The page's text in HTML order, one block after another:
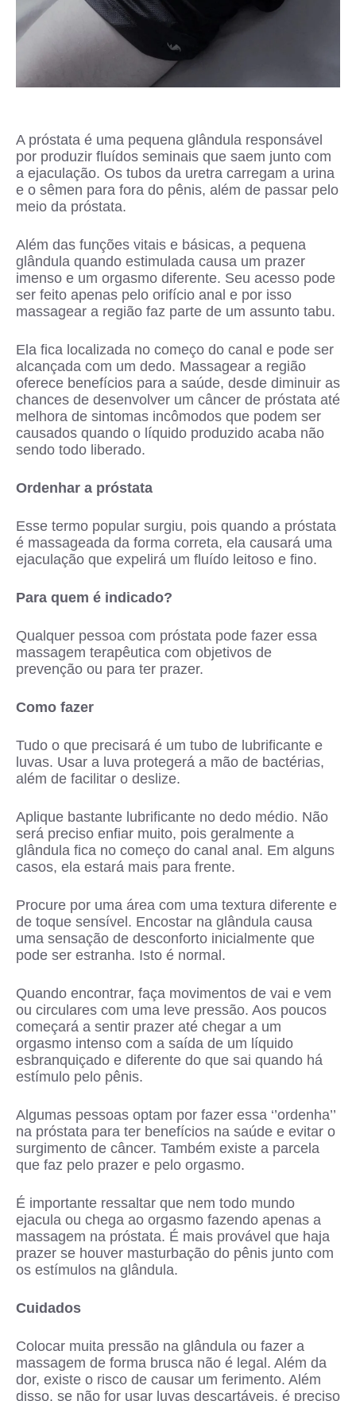
A próstata é uma pequena glândula responsável
por produzir fluídos seminais que saem junto com
a ejaculação. Os tubos da uretra carregam a urina
e o sêmen para fora do pênis, além de passar pelo
meio da próstata.
Além das funções vitais e básicas, a pequena
glândula quando estimulada causa um prazer
imenso e um orgasmo diferente. Seu acesso pode
ser feito apenas pelo orifício anal e por isso
massagear a região faz parte de um assunto tabu.
Ela fica localizada no começo do canal e pode ser
alcançada com um dedo. Massagear a região
oferece benefícios para a saúde, desde diminuir as
chances de desenvolver um câncer de próstata até
melhora de sintomas incômodos que podem ser
causados quando o líquido produzido acaba não
sendo todo liberado.
Ordenhar a próstata
Esse termo popular surgiu, pois quando a próstata
é massageada da forma correta, ela causará uma
ejaculação que expelirá um fluído leitoso e fino.
Para quem é indicado?
Qualquer pessoa com próstata pode fazer essa
massagem terapêutica com objetivos de
prevenção ou para ter prazer.
Como fazer
Tudo o que precisará é um tubo de lubrificante e
luvas. Usar a luva protegerá a mão de bactérias,
além de facilitar o deslize.
Aplique bastante lubrificante no dedo médio. Não
será preciso enfiar muito, pois geralmente a
glândula fica no começo do canal anal. Em alguns
casos, ela estará mais para frente.
Procure por uma área com uma textura diferente e
de toque sensível. Encostar na glândula causa
uma sensação de desconforto inicialmente que
pode ser estranha. Isto é normal.
Quando encontrar, faça movimentos de vai e vem
ou circulares com uma leve pressão. Aos poucos
começará a sentir prazer até chegar a um
orgasmo intenso com a saída de um líquido
esbranquiçado e diferente do que sai quando há
estímulo pelo pênis.
Algumas pessoas optam por fazer essa ‘’ordenha’’
na próstata para ter benefícios na saúde e evitar o
surgimento de câncer. Também existe a parcela
que faz pelo prazer e pelo orgasmo.
É importante ressaltar que nem todo mundo
ejacula ou chega ao orgasmo fazendo apenas a
massagem na próstata. É mais provável que haja
prazer se houver masturbação do pênis junto com
os estímulos na glândula.
Cuidados
Colocar muita pressão na glândula ou fazer a
massagem de forma brusca não é legal. Além da
dor, existe o risco de causar um ferimento. Além
disso, se não for usar luvas descartáveis, é preciso